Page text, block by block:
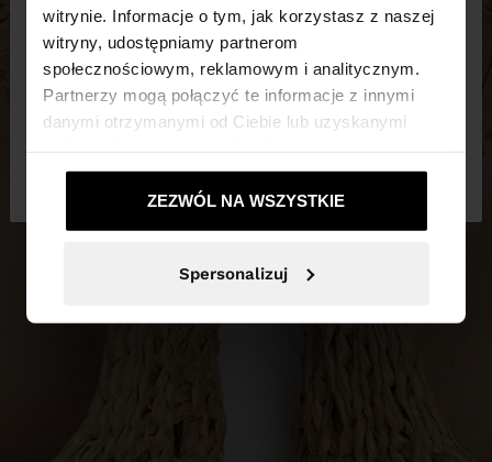
witrynie. Informacje o tym, jak korzystasz z naszej
witryny, udostępniamy partnerom
społecznościowym, reklamowym i analitycznym.
Partnerzy mogą połączyć te informacje z innymi
danymi otrzymanymi od Ciebie lub uzyskanymi
ZEZWÓL NA WSZYSTKIE
Spersonalizuj
Odwiedzasz stronę z Polska. Czy chcesz
przeglądać naszą stronę United States?